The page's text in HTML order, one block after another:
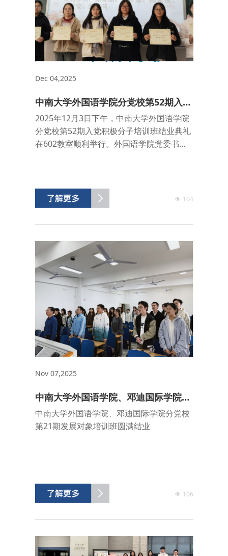
Dec 04,2025
中南大学外国语学院分党校第52期入党
积极分子培训班结业典礼顺利举行
2025年12月3日下午，中南大学外国语学院
分党校第52期入党积极分子培训班结业典礼
在602教室顺利举行。外国语学院党委书
颁发结业证书，并对顺利结业的学员们表示
热烈祝贺，同时也期待学员们坚守入党初
项，蒋馨逸宣读优秀学员...
104
Nov 07,2025
中南大学外国语学院、邓迪国际学院分
党校第21期发展对象培训班圆满结业
中南大学外国语学院、邓迪国际学院分党校
第21期发展对象培训班圆满结业
106